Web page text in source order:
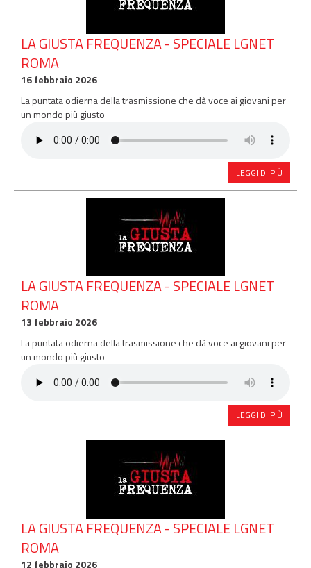
LA GIUSTA FREQUENZA - SPECIALE LGNET
ROMA
16 febbraio 2026
La puntata odierna della trasmissione che dà voce ai giovani per
un mondo più giusto
LEGGI DI PIÙ
LA GIUSTA FREQUENZA - SPECIALE LGNET
ROMA
13 febbraio 2026
La puntata odierna della trasmissione che dà voce ai giovani per
un mondo più giusto
LEGGI DI PIÙ
LA GIUSTA FREQUENZA - SPECIALE LGNET
ROMA
12 febbraio 2026